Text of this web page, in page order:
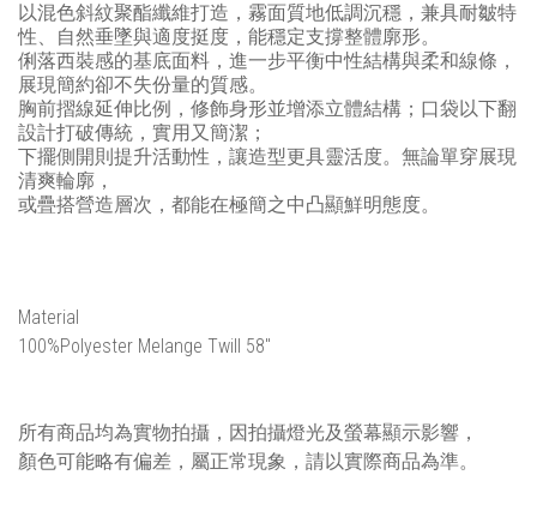
以混色斜紋聚酯纖維打造，霧面質地低調沉穩，兼具耐皺特
性、自然垂墜與適度挺度，能穩定支撐整體廓形。
俐落西裝感的基底面料，進一步平衡中性結構與柔和線條，
展現簡約卻不失份量的質感。
胸前摺線延伸比例，修飾身形並增添立體結構；口袋以下翻
設計打破傳統，實用又簡潔；
下擺側開則提升活動性，讓造型更具靈活度。無論單穿展現
清爽輪廓，
或疊搭營造層次，都能在極簡之中凸顯鮮明態度。
Material
100%Polyester Melange Twill 58"
所有商品均為實物拍攝，因拍攝燈光及螢幕顯示影響，
顏色可能略有偏差，屬正常現象，請以實際商品為準。